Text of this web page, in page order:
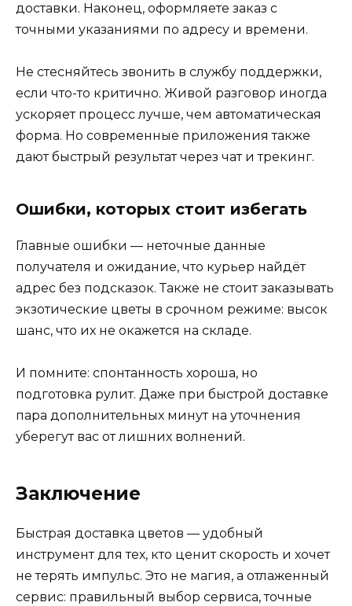
доставки. Наконец, оформляете заказ с
точными указаниями по адресу и времени.
Не стесняйтесь звонить в службу поддержки,
если что-то критично. Живой разговор иногда
ускоряет процесс лучше, чем автоматическая
форма. Но современные приложения также
дают быстрый результат через чат и трекинг.
Ошибки, которых стоит избегать
Главные ошибки — неточные данные
получателя и ожидание, что курьер найдёт
адрес без подсказок. Также не стоит заказывать
экзотические цветы в срочном режиме: высок
шанс, что их не окажется на складе.
И помните: спонтанность хороша, но
подготовка рулит. Даже при быстрой доставке
пара дополнительных минут на уточнения
уберегут вас от лишних волнений.
Заключение
Быстрая доставка цветов — удобный
инструмент для тех, кто ценит скорость и хочет
не терять импульс. Это не магия, а отлаженный
сервис: правильный выбор сервиса, точные